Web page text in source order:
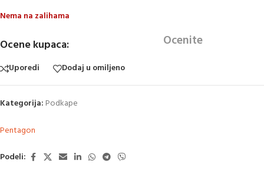
Nema na zalihama
Ocene kupaca: Ocenite
Uporedi Dodaj u omiljeno
Kategorija: Podkape
Pentagon
Podeli: